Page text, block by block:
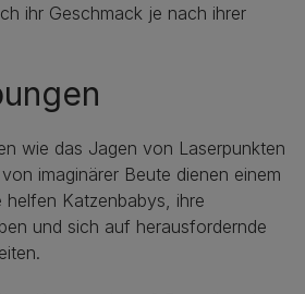
ihr Geschmack je nach ihrer
wie das Jagen von Laserpunkten
imaginärer Beute dienen einem
Katzenbabys, ihre
und sich auf herausfordernde